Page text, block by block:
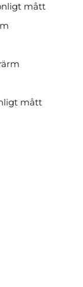
mått
mått